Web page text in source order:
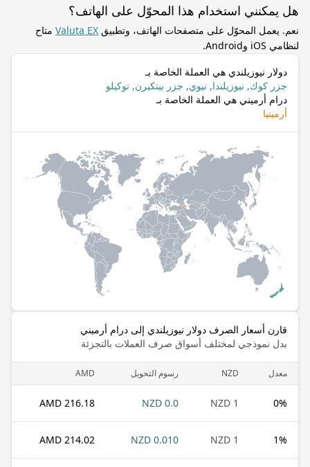
هل يمكنني استخدام هذا المحوّل على الهاتف؟
نعم. يعمل المحوّل على متصفحات الهاتف، وتطبيق Valuta EX متاح
لنظامي iOS وAndroid.
دولار نيوزيلندي هي العملة الخاصة بـ
جزر كوك, نيوزيلندا, نيوي, جزر بيتكيرن, توكيلو
درام أرميني هي العملة الخاصة بـ
أرمينيا
قارن أسعار الصرف دولار نيوزيلندي إلى درام أرميني
بدل نموذجي لمختلف أسواق صرف العملات بالتجزئة
معدل NZD رسوم التحويل AMD
0%
1 NZD
0.0 NZD
216.18 AMD
1%
1 NZD
0.010 NZD
214.02 AMD